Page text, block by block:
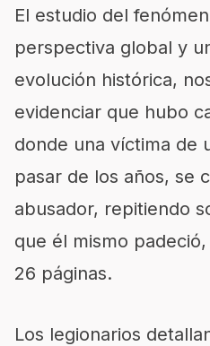
El estudio del
perspectiva global y
evolución histórica,
evidenciar que hubo
donde una víctima de
pasar de los años, se
abusador, repitiendo
que él mismo
26 páginas.
Los legionarios